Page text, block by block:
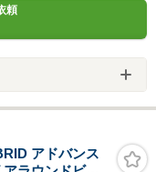
頼
アドバンス